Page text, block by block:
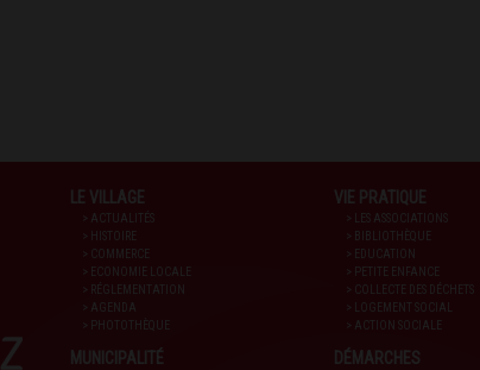
LE VILLAGE
> ACTUALITÉS
> HISTOIRE
> COMMERCE
> ECONOMIE LOCALE
> RÉGLEMENTATION
> AGENDA
MUNICIPALITÉ
VIE PRATIQUE
> LES ASSOCIATIONS
> BIBLIOTHÈQUE
> EDUCATION
> PETITE ENFANCE
> LOGEMENT SOCIAL
> ACTION SOCIALE
DÉMARCHES